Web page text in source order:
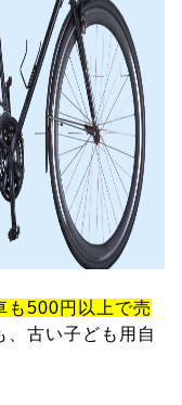
も500円以上で売
、古い子ども用自